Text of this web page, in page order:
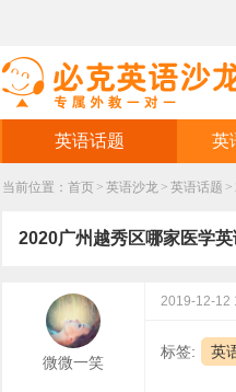
英语话题 英
当前位置： 首页 > 英语沙龙 > 英语话题 >
2020广州越秀区哪家医学
微微一笑
2019-12-12
标签: 英